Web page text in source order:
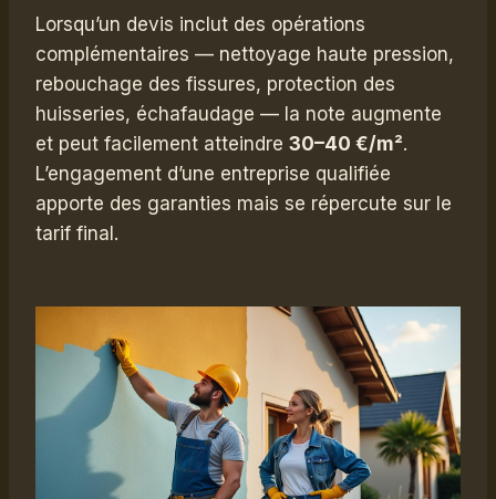
Lorsqu’un devis inclut des opérations
complémentaires — nettoyage haute pression,
rebouchage des fissures, protection des
huisseries, échafaudage — la note augmente
et peut facilement atteindre 30–40 €/m².
L’engagement d’une entreprise qualifiée
apporte des garanties mais se répercute sur le
tarif final.